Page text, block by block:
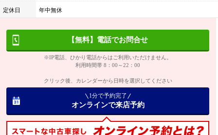
定休日 年中無休
【無料】電話でお問合せ
※IP電話、ひかり電話からはご利用いただけません。
利用時間帯 8：00～22：00
クリック後、カレンダーから日時を選択してください
1分で予約完了
オンラインで来店予約